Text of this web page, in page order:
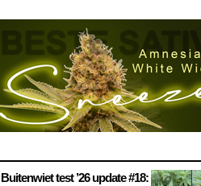
Buitenwiet test ’26 update #18: